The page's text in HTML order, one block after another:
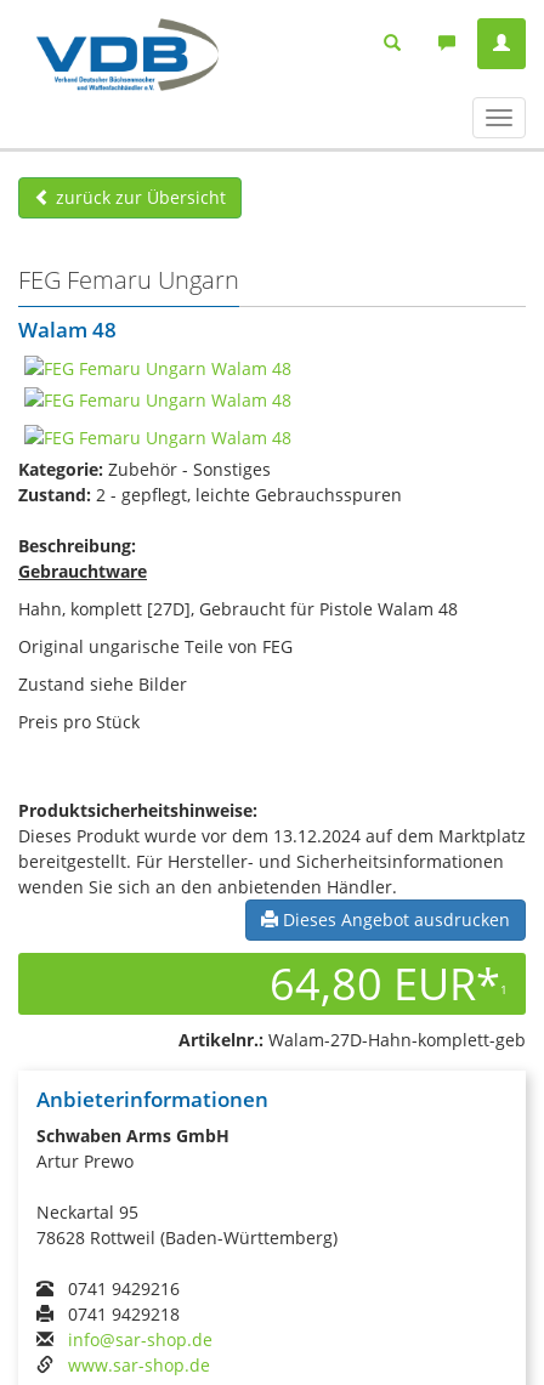
ein-/
zurück zur Übersicht
FEG Femaru Ungarn
Walam 48
Kategorie: Zubehör - Sonstiges
Zustand: 2 - gepflegt, leichte Gebrauchsspuren
Beschreibung:
Gebrauchtware
Hahn, komplett [27D], Gebraucht für Pistole Walam 48
Original ungarische Teile von FEG
Zustand siehe Bilder
Preis pro Stück
Produktsicherheitshinweise:
Dieses Produkt wurde vor dem 13.12.2024 auf dem Marktplatz
bereitgestellt. Für Hersteller- und Sicherheitsinformationen
wenden Sie sich an den anbietenden Händler.
Dieses Angebot ausdrucken
64,80 EUR*1
Artikelnr.: Walam-27D-Hahn-komplett-geb
Anbieterinformationen
Schwaben Arms GmbH
Artur Prewo
Neckartal 95
78628 Rottweil (Baden-Württemberg)
0741 9429216
0741 9429218
info@sar-shop.de
www.sar-shop.de